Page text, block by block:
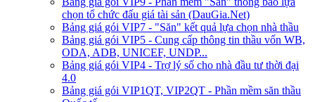
chọn tổ chức đấu giá tài sản (DauGia.Net)
Bảng giá gói VIP7 - "Săn" kết quả lựa chọn nhà thầu
Bảng giá gói VIP5 - Cung cấp thông tin thầu vốn WB,
ODA, ADB, UNICEF, UNDP...
Bảng giá gói VIP4 - Trợ lý số cho nhà đầu tư thời đại
4.0
Bảng giá gói VIP1QT, VIP2QT - Phần mềm săn thầu